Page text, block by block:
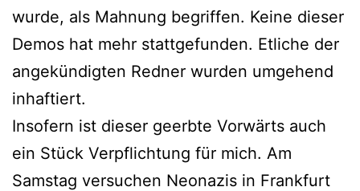
wurde, als Mahnung begriffen. Keine dieser
Demos hat mehr stattgefunden. Etliche der
angekündigten Redner wurden umgehend
inhaftiert.
Insofern ist dieser geerbte Vorwärts auch
ein Stück Verpflichtung für mich. Am
Samstag versuchen Neonazis in Frankfurt